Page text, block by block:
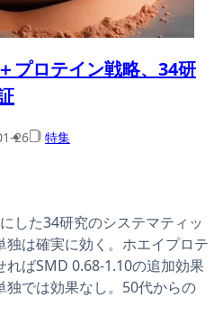
プロテイン戦略、34研
26 特集
した34研究のシステマティッ
独は確実に効く。ホエイプロテ
ればSMD 0.68-1.10の追加効果
独では効果なし。50代からの